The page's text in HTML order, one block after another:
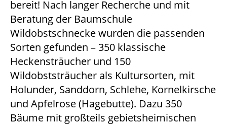
bereit! Nach langer Recherche und mit
Beratung der Baumschule
Wildobstschnecke wurden die passenden
Sorten gefunden – 350 klassische
Heckensträucher und 150
Wildobststräucher als Kultursorten, mit
Holunder, Sanddorn, Schlehe, Kornelkirsche
und Apfelrose (Hagebutte). Dazu 350
Bäume mit großteils gebietsheimischen